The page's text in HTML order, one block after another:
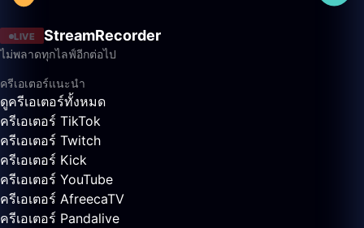
LIVE StreamRecorder
ไม่พลาดทุกไลฟ์อีกต่อไป
ครีเอเตอร์แนะนำ
ดูครีเอเตอร์ทั้งหมด
ครีเอเตอร์ TikTok
ครีเอเตอร์ Twitch
ครีเอเตอร์ Kick
ครีเอเตอร์ YouTube
ครีเอเตอร์ AfreecaTV
ครีเอเตอร์ Pandalive